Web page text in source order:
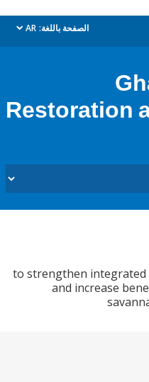
الصفحة باللغة: AR
dropdown
to strengthen
and